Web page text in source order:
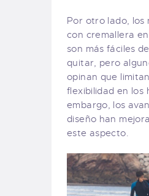
Por otro lado, los
con cremallera
son más fáciles
quitar, pero
opinan que
flexibilidad en los
embargo, los
diseño han
este aspecto.